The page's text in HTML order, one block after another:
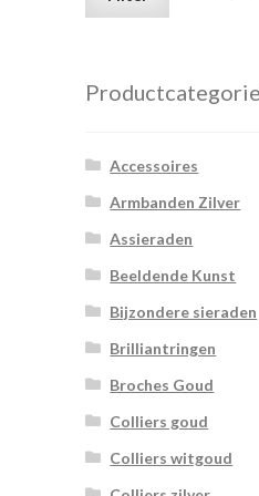
Accessoires
Armbanden Zilver
Assieraden
Beeldende Kunst
Bijzondere sieraden
Brilliantringen
Broches Goud
Colliers goud
Colliers witgoud